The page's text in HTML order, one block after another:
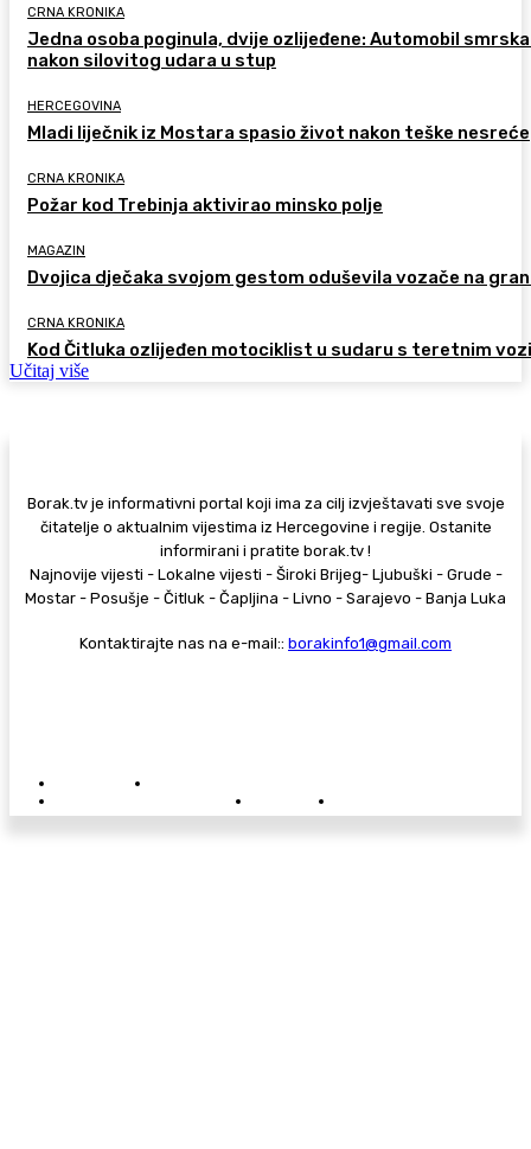
CRNA KRONIKA
Jedna osoba poginula, dvije ozlijeđene: Automobil
nakon silovitog udara u stup
HERCEGOVINA
Mladi liječnik iz Mostara spasio život nakon teške nesreće
CRNA KRONIKA
Požar kod Trebinja aktivirao minsko polje
MAGAZIN
Dvojica dječaka svojom gestom oduševila vozače na
CRNA KRONIKA
Kod Čitluka ozlijeđen motociklist u sudaru s teretnim
Učitaj više
Borak.tv je informativni portal koji ima za cilj izvještavati sve svoje
čitatelje o aktualnim vijestima iz Hercegovine i regije. Ostanite
informirani i pratite borak.tv !
Najnovije vijesti - Lokalne vijesti - Široki Brijeg- Ljubuški - Grude -
Mostar - Posušje - Čitluk - Čapljina - Livno - Sarajevo - Banja Luka
Kontaktirajte nas na e-mail:: borakinfo1@gmail.com